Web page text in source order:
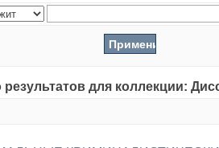
результатов для коллекции: